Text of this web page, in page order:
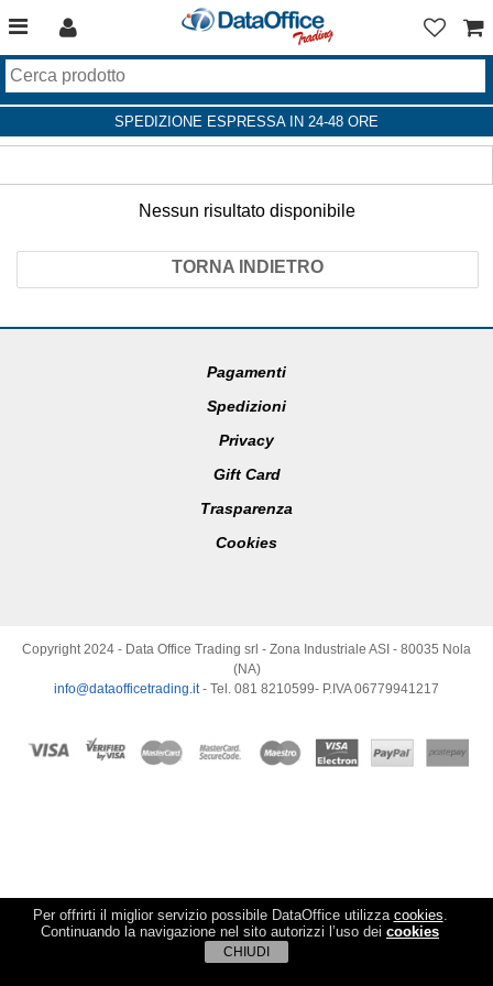
Per offrirti il miglior servizio possibile DataOffice utilizza cookies.
Continuando la navigazione nel sito autorizzi l’uso dei cookies
CHIUDI
SPEDIZIONE ESPRESSA IN 24-48 ORE
Nessun risultato disponibile
TORNA INDIETRO
Pagamenti
Spedizioni
Privacy
Gift Card
Trasparenza
Cookies
Copyright 2024 - Data Office Trading srl - Zona Industriale ASI - 80035 Nola
(NA)
info@dataofficetrading.it- Tel. 081 8210599- P.IVA 06779941217